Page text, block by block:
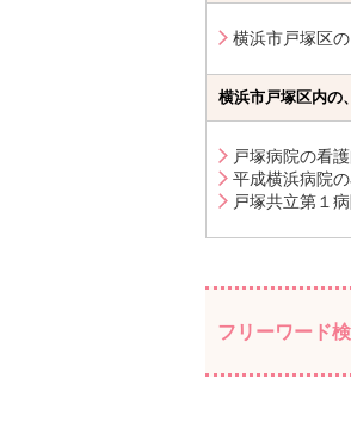
横浜市戸塚区
横浜市戸塚区内の
戸塚病院の看
平成横浜病院
戸塚共立第１
フリーワード